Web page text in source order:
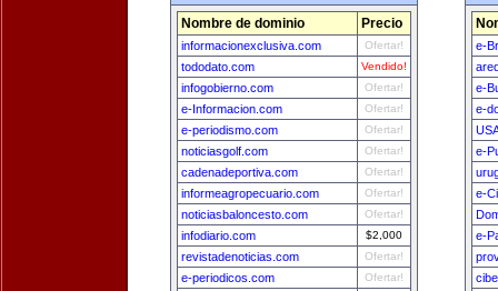
Nombre de dominio Precio
informacionexclusiva.com Ofertar!
tododato.com Vendido!
infogobierno.com Ofertar!
e-Informacion.com Ofertar!
e-periodismo.com Ofertar!
noticiasgolf.com Ofertar!
cadenadeportiva.com Ofertar!
informeagropecuario.com Ofertar!
noticiasbaloncesto.com Ofertar!
infodiario.com $2,000
revistadenoticias.com Ofertar!
e-periodicos.com Ofertar!
e-
e-
e-
e-
e-
e-